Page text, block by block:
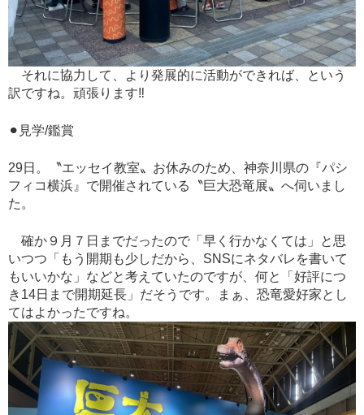
それに協力して、より発展的に活動ができれば、という
訳ですね。頑張ります‼︎
⚫︎見学/鑑賞
29日。〝エッセイ教室〟お休みのため、神奈川県の『パシ
フィコ横浜』で開催されている〝巨大恐竜展〟へ伺いまし
た。
確か９月７日までだったので「早く行かなくては」と思
いつつ「もう開期も少しだから、SNSにネタバレを書いて
もいいかな」などと考えていたのですが、何と「好評につ
き14日まで開期延長」だそうです。まぁ、恐竜愛好家とし
てはよかったですね。